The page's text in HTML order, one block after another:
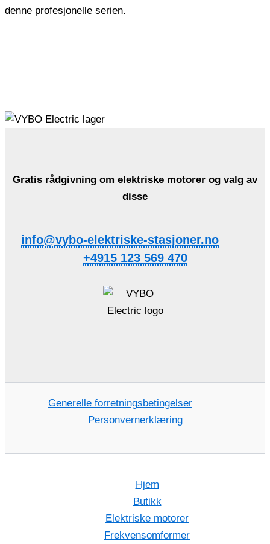
denne profesjonelle serien.
Gratis rådgivning om elektriske motorer og valg av
disse
info@vybo-elektriske-stasjoner.no
+4915 123 569 470
Generelle forretningsbetingelser
Personvernerklæring
Hjem
Butikk
Elektriske motorer
Frekvensomformer